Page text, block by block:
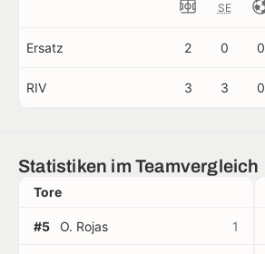
SE
Ersatz 2 0 0
RIV 3 3 0
Statistiken im Teamvergleich
Tore
#5 O. Rojas 1